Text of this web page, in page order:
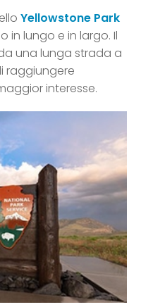
Yellowstone Park
in lungo e in largo. Il
una lunga strada a
raggiungere
interesse.